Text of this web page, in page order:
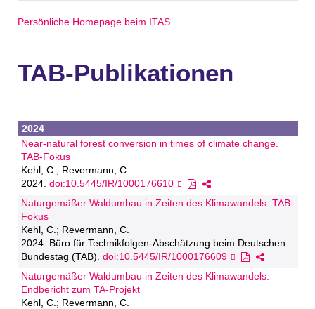
Persönliche Homepage beim ITAS
TAB-Publikationen
2024
Near-natural forest conversion in times of climate change.
TAB-Fokus
Kehl, C.; Revermann, C.
2024. doi:10.5445/IR/1000176610
Naturgemäßer Waldumbau in Zeiten des Klimawandels. TAB-
Fokus
Kehl, C.; Revermann, C.
2024. Büro für Technikfolgen-Abschätzung beim Deutschen
Bundestag (TAB). doi:10.5445/IR/1000176609
Naturgemäßer Waldumbau in Zeiten des Klimawandels.
Endbericht zum TA-Projekt
Kehl, C.; Revermann, C.